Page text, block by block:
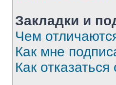
Закладки и
Чем
Как мне
Как